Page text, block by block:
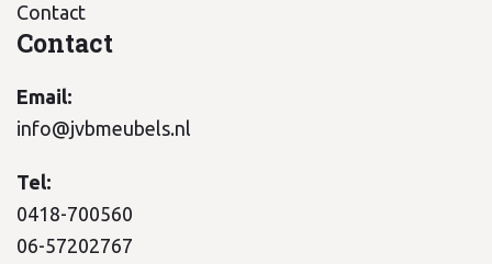
Contact
Contact
Email:
info@jvbmeubels.nl
Tel:
0418-700560
06-57202767